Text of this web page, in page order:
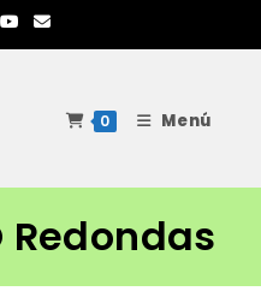
0 Menú
Redondas